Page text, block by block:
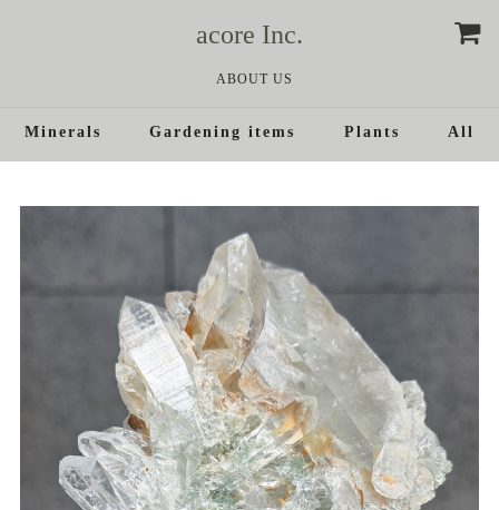
acore Inc.
ABOUT US
Minerals Gardening items Plants All